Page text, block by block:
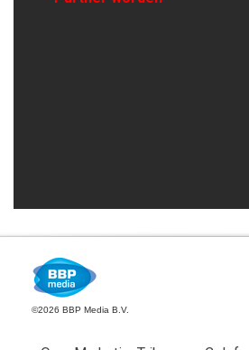
©2026 BBP Media B.V.